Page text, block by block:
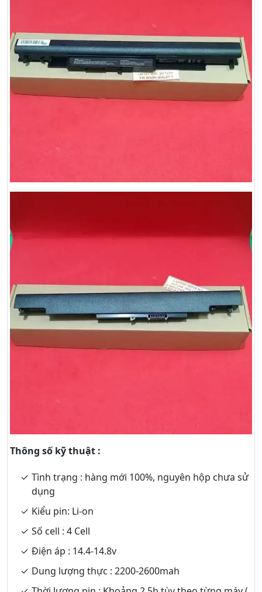
Thông số kỹ thuật :
Tình trạng : hàng mới 100%, nguyên hộp chưa sử
dụng
Kiểu pin: Li-on
Số cell : 4 Cell
Điện áp : 14.4-14.8v
Dung lượng thực : 2200-2600mah